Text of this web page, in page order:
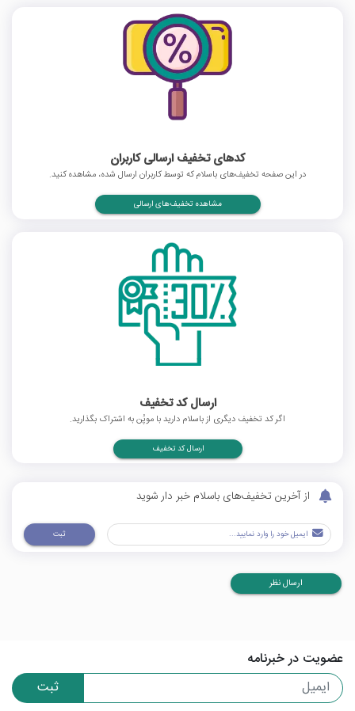
کدهای تخفیف ارسالی کاربران
در این صفحه تخفیف‌های باسلام که توسط کاربران ارسال شده، مشاهده کنید.
مشاهده تخفیف‌های ارسالی
ارسال کد تخفیف
اگر کد تخفیف دیگری از باسلام دارید با موپُن به اشتراک بگذارید.
ارسال کد تخفیف
از آخرین تخفیف‌های باسلام خبر دار شوید
ثبت
ارسال نظر
عضویت در خبرنامه
ثبت